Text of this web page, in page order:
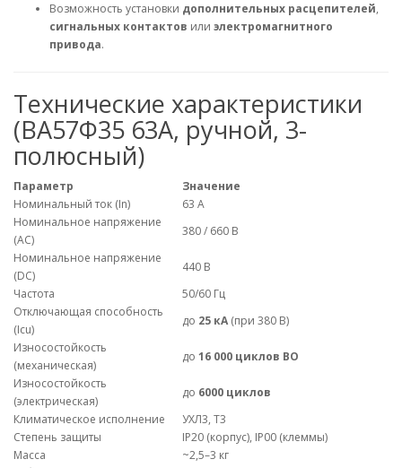
Возможность установки дополнительных расцепителей,
сигнальных контактов или электромагнитного
привода.
Технические характеристики
(ВА57Ф35 63А, ручной, 3-
полюсный)
Параметр
Значение
Номинальный ток (In)
63 А
Номинальное напряжение
(AC)
380 / 660 В
Номинальное напряжение
(DC)
440 В
Частота
50/60 Гц
Отключающая способность
(Icu)
до 25 кА (при 380 В)
Износостойкость
(механическая)
до 16 000 циклов ВО
Износостойкость
(электрическая)
до 6000 циклов
Климатическое исполнение
УХЛ3, Т3
Степень защиты
IP20 (корпус), IP00 (клеммы)
Масса
~2,5–3 кг